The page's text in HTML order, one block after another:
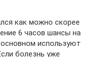
как можно скорее
6 часов шансы на
используют
болезнь уже